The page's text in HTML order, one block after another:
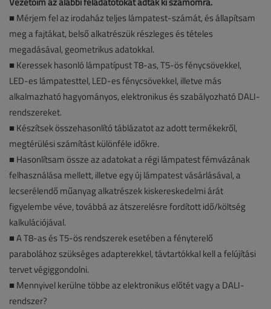
■ Mérjem fel az irodaház teljes lámpatest-számát, és állapítsam
meg a fajtákat, belső alkatrészük részleges és tételes
megadásával, geometrikus adatokkal.
■ Keressek hasonló lámpatípust T8-as, T5-ös fénycsövekkel,
LED-es lámpatesttel, LED-es fénycsövekkel, illetve más
alkalmazható hagyományos, elektronikus és szabályozható DALI-
rendszereket.
■ Készítsek összehasonlító táblázatot az adott termékekről,
megtérülési számítást különféle időkre.
■ Hasonlítsam össze az adatokat a régi lámpatest fémvázának
felhasználása mellett, illetve egy új lámpatest vásárlásával, a
lecserélendő műanyag alkatrészek kiskereskedelmi árát
figyelembe véve, továbbá az átszerelésre fordított idő/költség
kalkulációjával.
■ A T8-as és T5-ös rendszerek esetében a fényterelő
parabolához szükséges adapterekkel, távtartókkal kell a felújítási
tervet végiggondolni.
■ Mennyivel kerülne többe az elektronikus előtét vagy a DALI-
rendszer?